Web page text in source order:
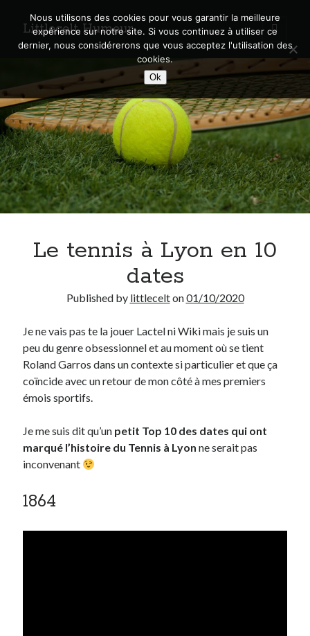
Littlecelt Humeur
open
primary
menu
Sidebar
Recherche sur le blog
Search
Derniers articles
Municipales 2026 : Lyon, Métropole et Caluire, mon choix pour l’avenir
Quel Lyonnais es-tu, Renaud Ducher ?
A quand une véritable place pour le vélo à Caluire dans la Métropole de
Comment je vis ma vie sur un vélo
Derniers Commentaires
Entretien ménagerdans T’as vu quoi ? #52
JFdansC’était pas mieux avant… à Lyon
littleceltdans Comment j’ai opéré ma vélorution toute personnelle
Renaud DucherdansComment j’ai opéré ma vélorution toute
personnelle
Commentaires récents
Le tennis à Lyon en 10
dates
Published by littlecelton01/10/2020
Je ne vais pas te la jouer Lactel ni Wiki mais je suis un
peu du genre obsessionnel et au moment où se tient
Roland Garros dans un contexte si particulier et que ça
coïncide avec un retour de mon côté à mes premiers
émois sportifs.
Je me suis dit qu’un petit Top 10 des dates qui ont
marqué l’histoire du Tennis à Lyon ne serait pas
inconvenant
1864
Nous utilisons des cookies pour vous garantir la meilleure
expérience sur notre site. Si vous continuez à utiliser ce
dernier, nous considérerons que vous acceptez l'utilisation des
cookies.
Ok